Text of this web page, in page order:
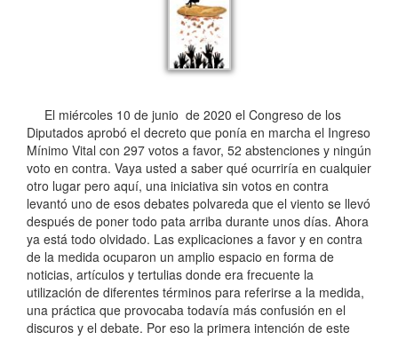
El miércoles 10 de junio de 2020 el Congreso de los
Diputados aprobó el decreto que ponía en marcha el Ingreso
Mínimo Vital con 297 votos a favor, 52 abstenciones y ningún
voto en contra. Vaya usted a saber qué ocurriría en cualquier
otro lugar pero aquí, una iniciativa sin votos en contra
levantó uno de esos debates polvareda que el viento se llevó
después de poner todo pata arriba durante unos días. Ahora
ya está todo olvidado. Las explicaciones a favor y en contra
de la medida ocuparon un amplio espacio en forma de
noticias, artículos y tertulias donde era frecuente la
utilización de diferentes términos para referirse a la medida,
una práctica que provocaba todavía más confusión en el
discuros y el debate. Por eso la primera intención de este